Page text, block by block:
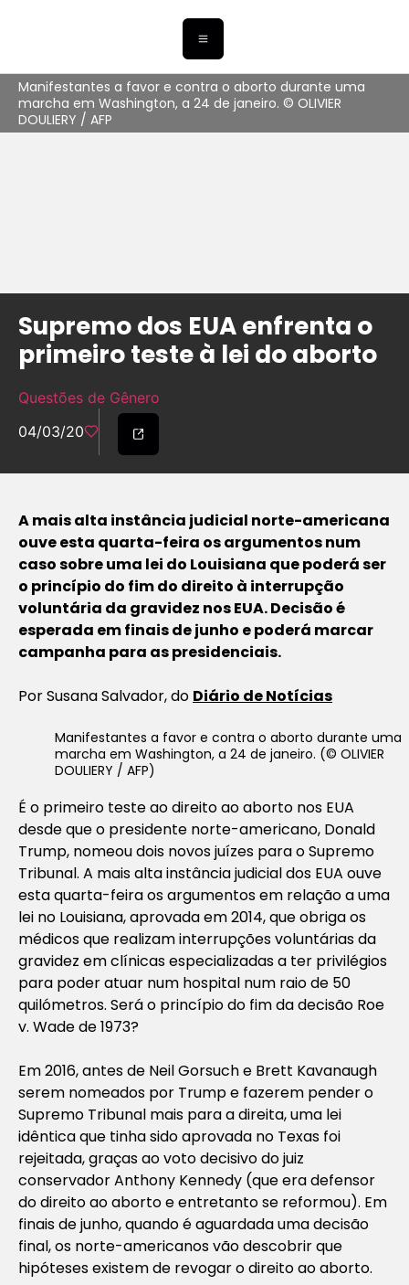
Manifestantes a favor e contra o aborto durante uma
marcha em Washington, a 24 de janeiro. © OLIVIER
DOULIERY / AFP
Supremo dos EUA enfrenta o
primeiro teste à lei do aborto
Questões de Gênero
04/03/20
A mais alta instância judicial norte-americana
ouve esta quarta-feira os argumentos num
caso sobre uma lei do Louisiana que poderá ser
o princípio do fim do direito à interrupção
voluntária da gravidez nos EUA. Decisão é
esperada em finais de junho e poderá marcar
campanha para as presidenciais.
Por Susana Salvador, do Diário de Notícias
Manifestantes a favor e contra o aborto durante uma
marcha em Washington, a 24 de janeiro. (© OLIVIER
DOULIERY / AFP)
É o primeiro teste ao direito ao aborto nos EUA
desde que o presidente norte-americano, Donald
Trump, nomeou dois novos juízes para o Supremo
Tribunal. A mais alta instância judicial dos EUA ouve
esta quarta-feira os argumentos em relação a uma
lei no Louisiana, aprovada em 2014, que obriga os
médicos que realizam interrupções voluntárias da
gravidez em clínicas especializadas a ter privilégios
para poder atuar num hospital num raio de 50
quilómetros. Será o princípio do fim da decisão Roe
v. Wade de 1973?
Em 2016, antes de Neil Gorsuch e Brett Kavanaugh
serem nomeados por Trump e fazerem pender o
Supremo Tribunal mais para a direita, uma lei
idêntica que tinha sido aprovada no Texas foi
rejeitada, graças ao voto decisivo do juiz
conservador Anthony Kennedy (que era defensor
do direito ao aborto e entretanto se reformou). Em
finais de junho, quando é aguardada uma decisão
final, os norte-americanos vão descobrir que
hipóteses existem de revogar o direito ao aborto.